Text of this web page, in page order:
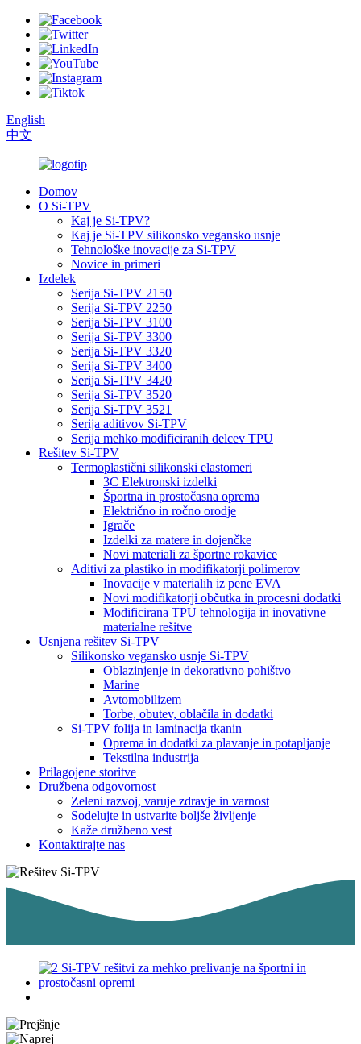
English
中文
Domov
O Si-TPV
Kaj je Si-TPV?
Kaj je Si-TPV silikonsko vegansko usnje
Tehnološke inovacije za Si-TPV
Novice in primeri
Izdelek
Serija Si-TPV 2150
Serija Si-TPV 2250
Serija Si-TPV 3100
Serija Si-TPV 3300
Serija Si-TPV 3320
Serija Si-TPV 3400
Serija Si-TPV 3420
Serija Si-TPV 3520
Serija Si-TPV 3521
Serija aditivov Si-TPV
Serija mehko modificiranih delcev TPU
Rešitev Si-TPV
Termoplastični silikonski elastomeri
3C Elektronski izdelki
Športna in prostočasna oprema
Električno in ročno orodje
Igrače
Izdelki za matere in dojenčke
Novi materiali za športne rokavice
Aditivi za plastiko in modifikatorji polimerov
Inovacije v materialih iz pene EVA
Novi modifikatorji občutka in procesni dodatki
Modificirana TPU tehnologija in inovativne
materialne rešitve
Usnjena rešitev Si-TPV
Silikonsko vegansko usnje Si-TPV
Oblazinjenje in dekorativno pohištvo
Marine
Avtomobilizem
Torbe, obutev, oblačila in dodatki
Si-TPV folija in laminacija tkanin
Oprema in dodatki za plavanje in potapljanje
Tekstilna industrija
Prilagojene storitve
Družbena odgovornost
Zeleni razvoj, varuje zdravje in varnost
Sodelujte in ustvarite boljše življenje
Kaže družbeno vest
Kontaktirajte nas